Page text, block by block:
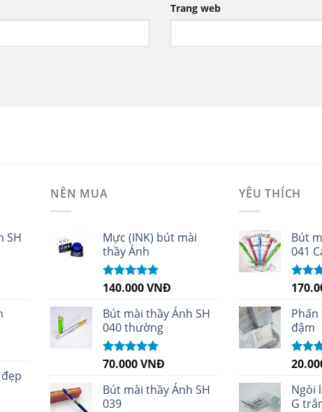
Trang web
SH
NÊN MUA
Mực (INK) bút mài
thầy Ánh
Được xếp
sao
140.000VNĐ
Bút mài thầy Ánh SH
040 thường
Được xếp
sao
70.000VNĐ
Bút mài thầy Ánh SH
039
YÊU THÍCH
Bút
041
Được
sao
đậm
Được
sao
Ngòi
G